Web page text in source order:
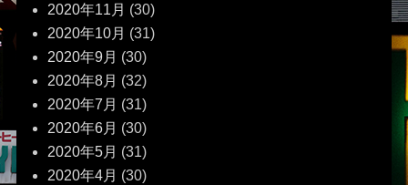
2020年11月 (30)
2020年10月 (31)
2020年9月 (30)
2020年8月 (32)
2020年7月 (31)
2020年6月 (30)
2020年5月 (31)
2020年4月 (30)